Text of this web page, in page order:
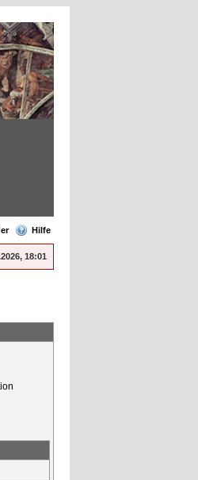
Hilfe
18:01